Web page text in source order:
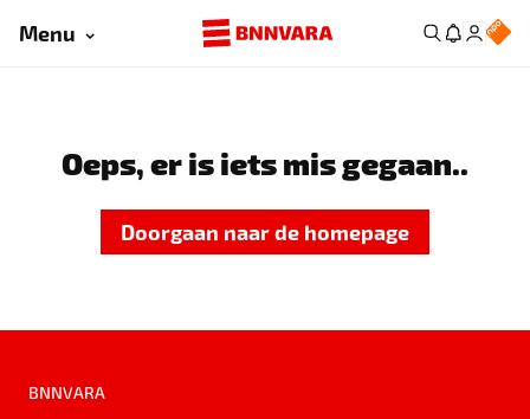
Menu
Oeps, er is iets mis gegaan..
Doorgaan naar de homepage
BNNVARA